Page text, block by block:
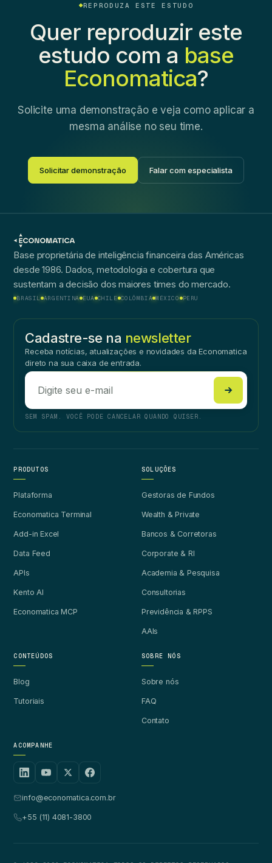
REPRODUZA ESTE ESTUDO
Quer reproduzir este
estudo com a base
Economatica?
Solicite uma demonstração e veja como aplicar a
mesma análise no seu time.
Solicitar demonstração Falar com especialista
Base proprietária de inteligência financeira das Américas
desde 1986. Dados, metodologia e cobertura que
sustentam a decisão dos maiores times do mercado.
BRASIL ARGENTINA EUA CHILE COLÔMBIA MÉXICO PERU
Cadastre-se na newsletter
Receba notícias, atualizações e novidades da Economatica
direto na sua caixa de entrada.
SEM SPAM. VOCÊ PODE CANCELAR QUANDO QUISER.
PRODUTOS
Plataforma
Economatica Terminal
Add-in Excel
Data Feed
APIs
Kento AI
Economatica MCP
SOLUÇÕES
Gestoras de Fundos
Wealth & Private
Bancos & Corretoras
Corporate & RI
Academia & Pesquisa
Consultorias
Previdência & RPPS
AAIs
CONTEÚDOS
Blog
Tutoriais
SOBRE NÓS
Sobre nós
FAQ
Contato
ACOMPANHE
info@economatica.com.br
+55 (11) 4081-3800